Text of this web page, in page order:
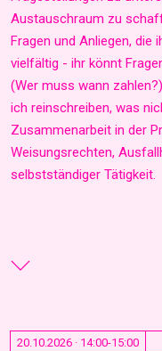
Austauschraum zu
Fragen und Anliegen,
vielfältig - ihr könnt
(Wer muss wann
ich reinschreiben, was
Zusammenarbeit in der
Weisungsrechten,
selbstständiger Tätigkeit.
20.10.2026 · 14:00-15:00